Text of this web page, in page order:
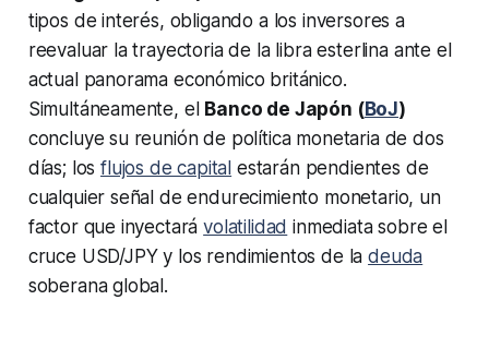
tipos de interés, obligando a los inversores a
reevaluar la trayectoria de la libra esterlina ante el
actual panorama económico británico.
Simultáneamente, el Banco de Japón (BoJ)
concluye su reunión de política monetaria de dos
días; losflujos de capital estarán pendientes de
cualquier señal de endurecimiento monetario, un
factor que inyectarávolatilidad inmediata sobre el
cruce USD/JPY y los rendimientos de ladeuda
soberana global.